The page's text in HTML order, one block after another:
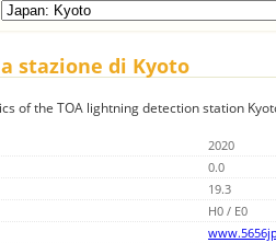
stazione di Kyoto
of the TOA lightning detection station
2020
0.0
19.3
H0 / E0